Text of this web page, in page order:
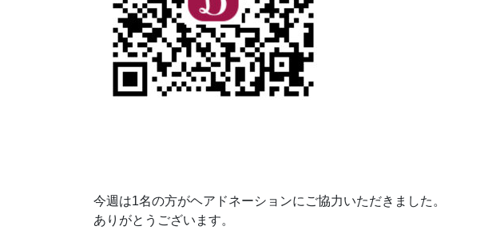
今週は1名の方がヘアドネーションにご協力いただきました。
ありがとうございます。